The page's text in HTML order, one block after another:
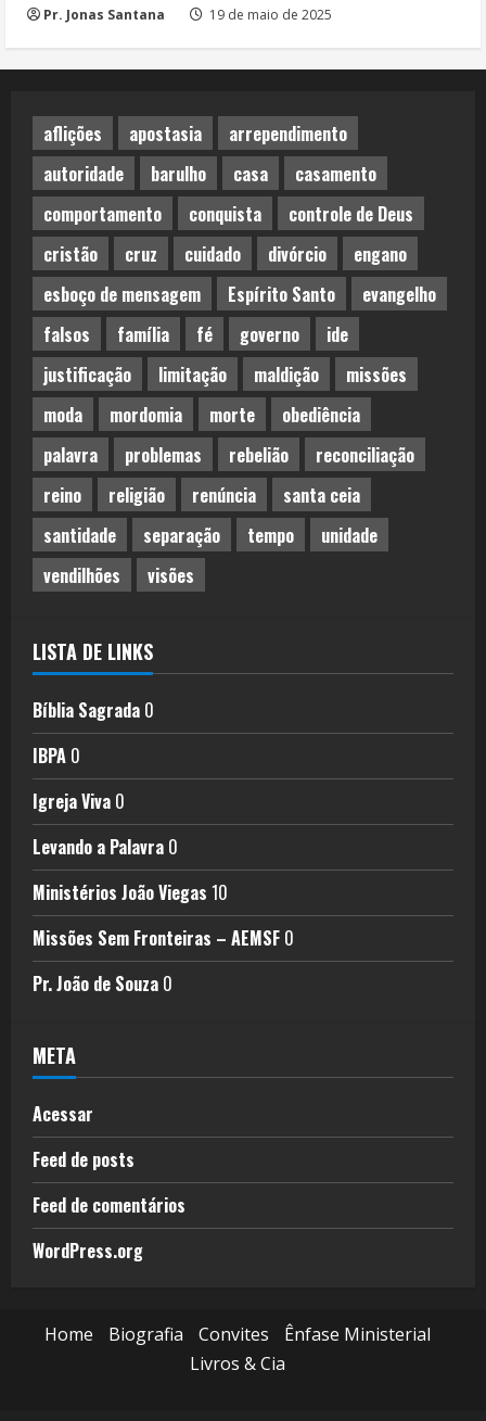
Pr. Jonas Santana 19 de maio de 2025
aflições apostasia
arrependimento
autoridade
barulho casa
casamento
comportamento
conquista
controle de Deus
cristão
cruz cuidado divórcio
engano
esboço de mensagem
Espírito Santo
evangelho
falsos
família fé governo
ide
justificação
limitação maldição
missões
moda
mordomia morte
obediência
palavra
problemas rebelião
reconciliação
reino
religião renúncia
santa ceia
santidade
separação tempo
unidade
vendilhões
visões
LISTA DE LINKS
Bíblia Sagrada 0
IBPA 0
Igreja Viva 0
Levando a Palavra 0
Ministérios João Viegas 10
Missões Sem Fronteiras – AEMSF 0
Pr. João de Souza 0
META
Acessar
Feed de posts
Feed de comentários
WordPress.org
Home Biografia Convites
Ênfase Ministerial
Livros & Cia